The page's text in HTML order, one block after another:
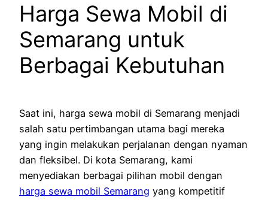
Harga Sewa Mobil di
Semarang untuk
Berbagai Kebutuhan
Saat ini, harga sewa mobil di Semarang menjadi
salah satu pertimbangan utama bagi mereka
yang ingin melakukan perjalanan dengan nyaman
dan fleksibel. Di kota Semarang, kami
menyediakan berbagai pilihan mobil dengan
harga sewa mobil Semarang yang kompetitif